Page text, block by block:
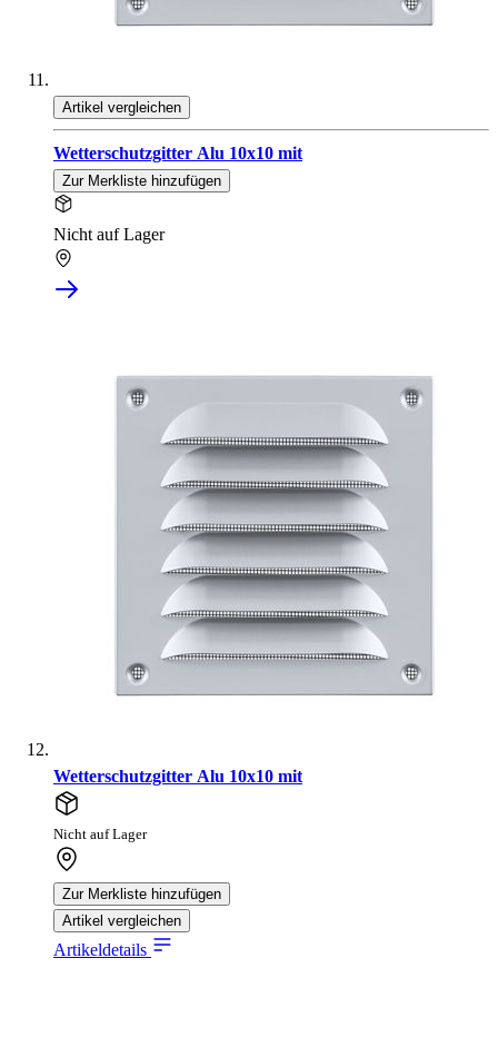
Artikel vergleichen
Wetterschutzgitter Alu 10x10 mit
Zur Merkliste hinzufügen
Nicht auf Lager
Wetterschutzgitter Alu 10x10 mit
Nicht auf Lager
Zur Merkliste hinzufügen
Artikel vergleichen
Artikeldetails